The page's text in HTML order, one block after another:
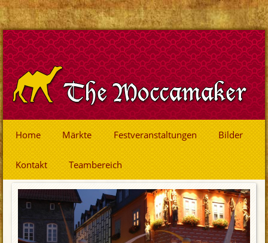
Home Märkte Festveranstaltungen Bilder
Kontakt Teambereich